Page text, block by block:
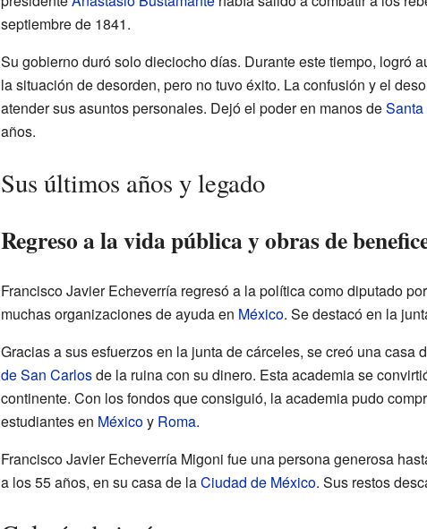
septiembre de 1841.
Su gobierno duró solo dieciocho días. Durante este tiempo, logró
la situación de desorden, pero no tuvo éxito. La confusión y el
atender sus asuntos personales. Dejó el poder en manos de
años.
Sus últimos años y legado
Regreso a la vida pública y obras de
Francisco Javier Echeverría regresó a la política como diputado por
muchas organizaciones de ayuda en México. Se destacó en la
Gracias a sus esfuerzos en la junta de cárceles, se creó una casa
de San Carlosde la ruina con su dinero. Esta academia se
continente. Con los fondos que consiguió, la academia pudo
estudiantes en Méxicoy Roma.
Francisco Javier Echeverría Migoni fue una persona generosa
a los 55 años, en su casa de laCiudad de México. Sus restos